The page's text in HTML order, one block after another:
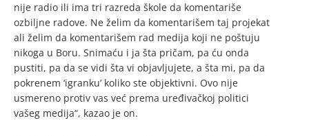
nije radio ili ima tri razreda škole da komentariše
ozbiljne radove. Ne želim da komentarišem taj projekat
ali želim da komentarišem rad medija koji ne poštuju
nikoga u Boru. Snimaću i ja šta pričam, pa ću onda
pustiti, pa da se vidi šta vi objavljujete, a šta mi, pa da
pokrenem ‘igranku’ koliko ste objektivni. Ovo nije
usmereno protiv vas već prema uređivačkoj politici
vašeg medija“, kazao je on.